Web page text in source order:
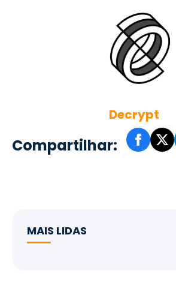
Decrypt
Compartilhar:
MAIS LIDAS